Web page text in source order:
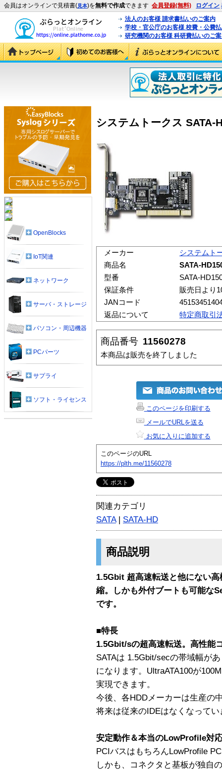
会員はオンラインで見積書(見本)を無料で作成できます 会員登録(無料) ログイン
法人のお客様 請求書払いのご案内
学校・官公庁のお客様 校費・公費
研究機関のお客様 科研費払いのご
システムトークス SATA-
メーカー
システムト
商品名
SATA-
型番
SATA-
保証条件
販売日より
JANコード
返品について
特定商取引
商品番号 11560278
本商品は販売を終了しました
このページを印刷する
メールでURLを送る
お気に入りに追加する
このページのURL
https://plth.me/11560278
関連カテゴリ
SATA| SATA-HD
商品説明
1.5Gbit 超高速転送と他にない
縮。しかも外付ブートも可能な
です。
■特長
1.5Gbit/sの超高速転送。高性能
SATAは 1.5Gbit/secの帯域幅が
になります。UltraATA100が
実現できます。
今後、各HDDメーカーは生産の
将来は従来のIDEはなくなってい
安定動作＆本当のLowProfile対
PCIバスはもちろんLowProfile
しかも、コネクタと基板が独自
OpenBlocks
IoT関連
ネットワーク
サーバ・ストレージ
パソコン・周辺機器
PCパーツ
サプライ
ソフト・ライセンス